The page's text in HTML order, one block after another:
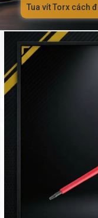
Tua vít Torx cách